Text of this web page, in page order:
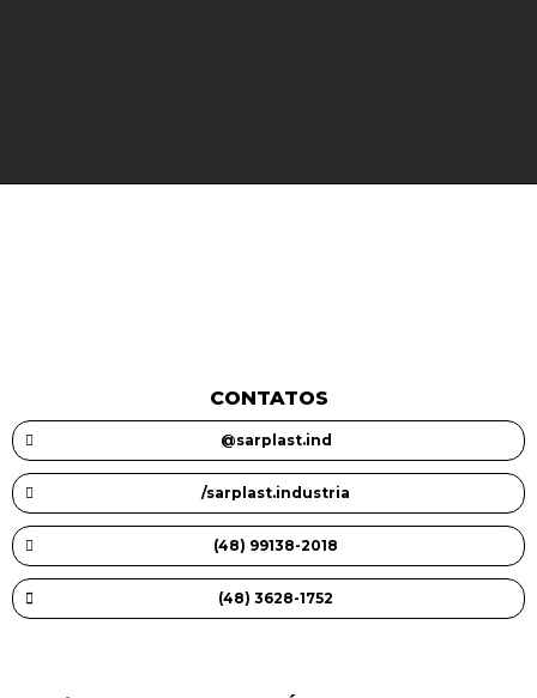
CONTATOS
@sarplast.ind
/sarplast.industria
(48) 99138-2018
(48) 3628-1752